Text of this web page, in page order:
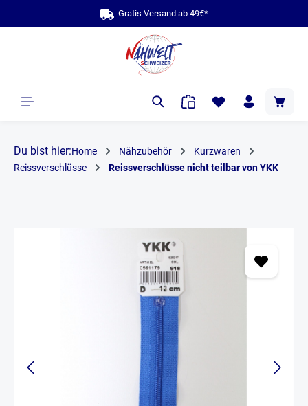
Gratis Versand ab 49€*
Du bist hier:Home Nähzubehör
Kurzwaren
Reissverschlüsse
Reissverschlüsse nicht teilbar von YKK